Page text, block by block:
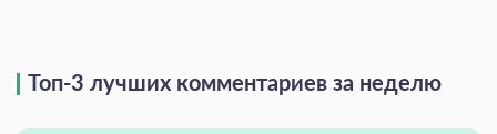
Топ-3 лучших комментариев за неделю